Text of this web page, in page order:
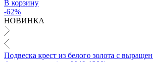
В корзину
-62%
НОВИНКА
Подвеска крест из белого золота с